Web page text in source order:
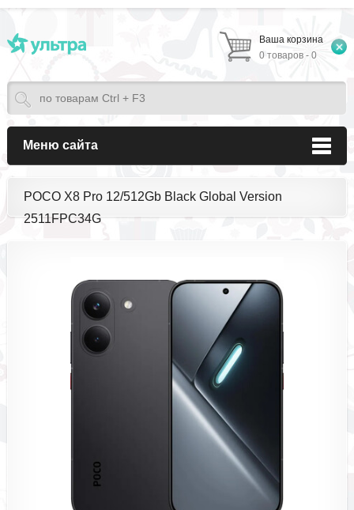
Ваша корзина
0 товаров - 0
Меню сайта
POCO X8 Pro 12/512Gb Black Global Version
2511FPC34G